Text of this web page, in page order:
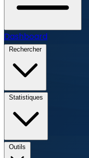
Dashboard
Rechercher
Statistiques
Outils